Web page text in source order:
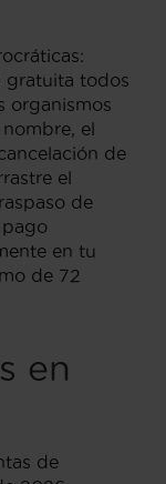
gratuita todos
organismos
el
de
el
de
pago
en tu
de 72
en
de